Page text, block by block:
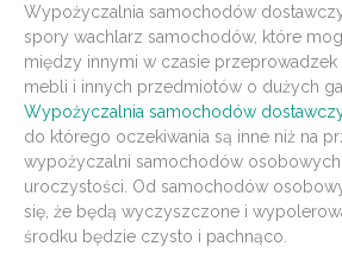
Wypożyczalnia samochodów
spory wachlarz samochodów, które
między innymi w czasie przeprowadzek
mebli i innych przedmiotów o dużych
Wypożyczalnia samochodów
do którego oczekiwania są inne niż na
wypożyczalni samochodów
uroczystości. Od samochodów
się, że będą wyczyszczone i
środku będzie czysto i pachnąco.